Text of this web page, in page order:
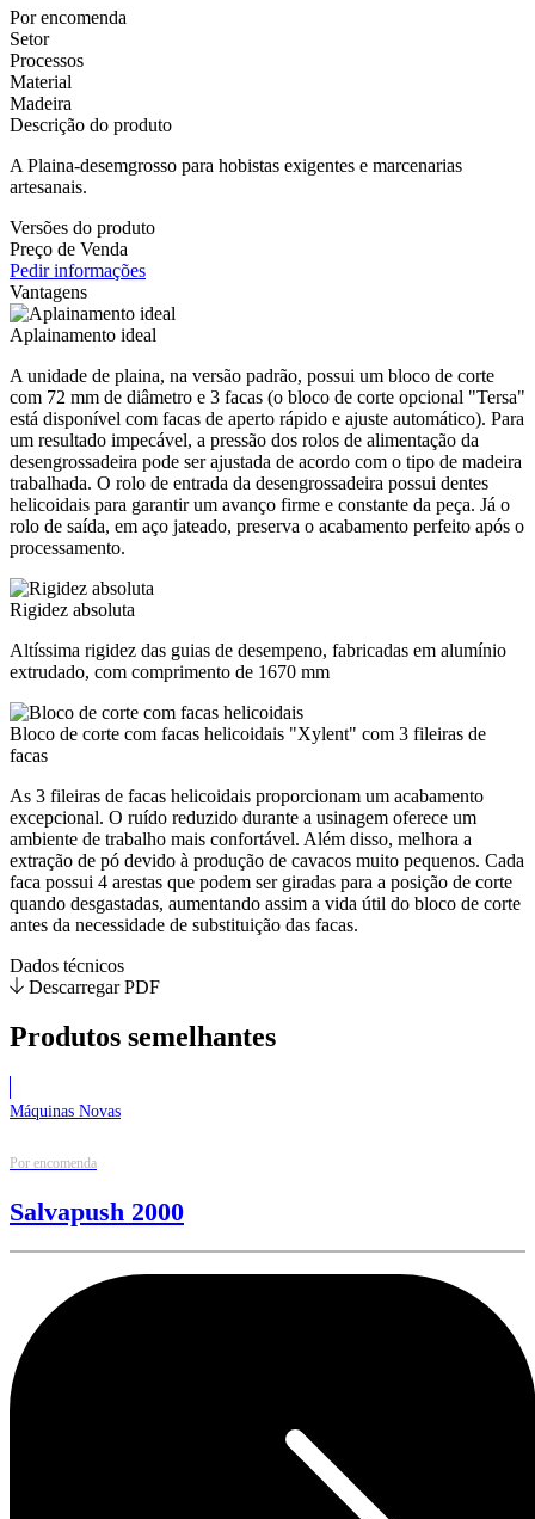
Por encomenda
Setor
Processos
Material
Madeira
Descrição do produto
A Plaina-desemgrosso para hobistas exigentes e marcenarias
artesanais.
Versões do produto
Preço de Venda
Pedir informações
Vantagens
Aplainamento ideal
A unidade de plaina, na versão padrão, possui um bloco de corte
com 72 mm de diâmetro e 3 facas (o bloco de corte opcional "Tersa"
está disponível com facas de aperto rápido e ajuste automático). Para
um resultado impecável, a pressão dos rolos de alimentação da
desengrossadeira pode ser ajustada de acordo com o tipo de madeira
trabalhada. O rolo de entrada da desengrossadeira possui dentes
helicoidais para garantir um avanço firme e constante da peça. Já o
rolo de saída, em aço jateado, preserva o acabamento perfeito após o
processamento.
Rigidez absoluta
Altíssima rigidez das guias de desempeno, fabricadas em alumínio
extrudado, com comprimento de 1670 mm
Bloco de corte com facas helicoidais "Xylent" com 3 fileiras de
facas
As 3 fileiras de facas helicoidais proporcionam um acabamento
excepcional. O ruído reduzido durante a usinagem oferece um
ambiente de trabalho mais confortável. Além disso, melhora a
extração de pó devido à produção de cavacos muito pequenos. Cada
faca possui 4 arestas que podem ser giradas para a posição de corte
quando desgastadas, aumentando assim a vida útil do bloco de corte
antes da necessidade de substituição das facas.
Dados técnicos
Descarregar PDF
Produtos semelhantes
Máquinas Novas
Por encomenda
Salvapush 2000